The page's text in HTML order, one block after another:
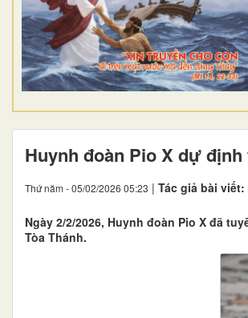
Huynh đoàn Pio X dự
Thứ năm - 05/02/2026 05:23 | Tác giả bài viết:
Ngày 2/2/2026, Huynh đoàn Pio X đã
Tòa Thánh.